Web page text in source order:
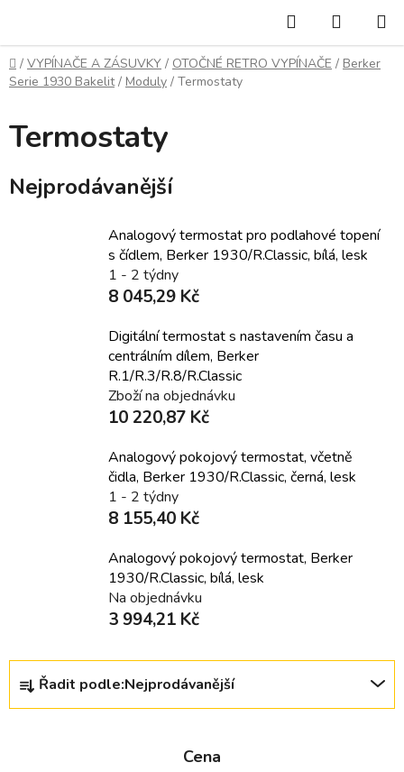
obsah
Hledat
KOŠÍK
Domů
/ VYPÍNAČE A ZÁSUVKY / OTOČNÉ RETRO VYPÍNAČE / Berker
Serie 1930 Bakelit / Moduly / Termostaty
Termostaty
Nejprodávanější
Analogový termostat pro podlahové topení
s čídlem, Berker 1930/R.Classic, bílá, lesk
1 - 2 týdny
8 045,29 Kč
Digitální termostat s nastavením času a
centrálním dílem, Berker
R.1/R.3/R.8/R.Classic
Zboží na objednávku
10 220,87 Kč
Analogový pokojový termostat, včetně
čidla, Berker 1930/R.Classic, černá, lesk
1 - 2 týdny
8 155,40 Kč
Analogový pokojový termostat, Berker
1930/R.Classic, bílá, lesk
Na objednávku
3 994,21 Kč
Ř
z
Řadit podle:Nejprodávanější
Cena